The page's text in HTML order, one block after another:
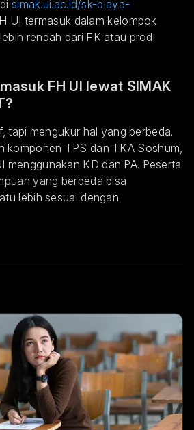
simak.ui.ac.id/sk-biaya-
UI termasuk dalam kelompok
rendah dari FK atau prodi
FH UI lewat SIMAK
tapi mengukur hal yang berbeda.
komponen TPS dan TKA Soshum,
menggunakan KD dan PA. Peserta
yang berbeda bisa
lebih sesuai dengan